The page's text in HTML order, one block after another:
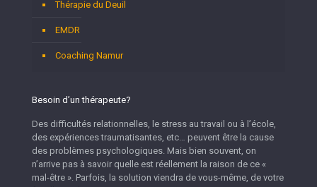
Thérapie du Deuil
EMDR
Coaching Namur
Besoin d’un thérapeute?
Des difficultés relationnelles, le stress au travail ou à l’école,
des expériences traumatisantes, etc… peuvent être la cause
des problèmes psychologiques. Mais bien souvent, on
n’arrive pas à savoir quelle est réellement la raison de ce «
mal-être ». Parfois, la solution viendra de vous-même, de votre